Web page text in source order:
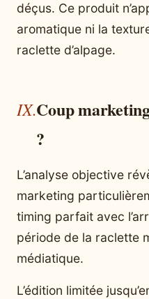
déçus. Ce produit
aromatique ni la
raclette d’alpage.
Coup
?
L’analyse objective
marketing
timing parfait avec
période de la raclette
médiatique.
L’édition limitée